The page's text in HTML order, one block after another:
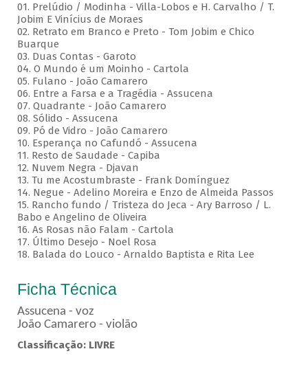
01. Prelúdio / Modinha - Villa-Lobos e H. Carvalho / T.
Jobim E Vinícius de Moraes
02. Retrato em Branco e Preto - Tom Jobim e Chico
Buarque
03. Duas Contas - Garoto
04. O Mundo é um Moinho - Cartola
05. Fulano - João Camarero
06. Entre a Farsa e a Tragédia - Assucena
07. Quadrante - João Camarero
08. Sólido - Assucena
09. Pó de Vidro - João Camarero
10. Esperança no Cafundó - Assucena
11. Resto de Saudade - Capiba
12. Nuvem Negra - Djavan
13. Tu me Acostumbraste - Frank Domínguez
14. Negue - Adelino Moreira e Enzo de Almeida Passos
15. Rancho fundo / Tristeza do Jeca - Ary Barroso / L.
Babo e Angelino de Oliveira
16. As Rosas não Falam - Cartola
17. Último Desejo - Noel Rosa
18. Balada do Louco - Arnaldo Baptista e Rita Lee
Ficha Técnica
Assucena - voz
João Camarero - violão
Classificação: LIVRE